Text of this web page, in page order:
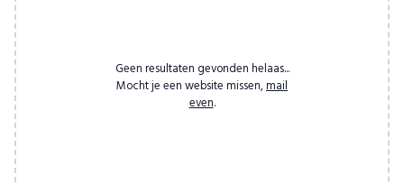
Geen resultaten gevonden helaas...
Mocht je een website missen, mail
even.